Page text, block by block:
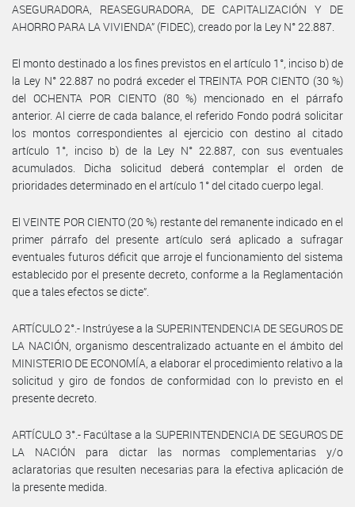
ASEGURADORA, REASEGURADORA, DE CAPITALIZACIÓN Y DE
AHORRO PARA LA VIVIENDA” (FIDEC), creado por la Ley N° 22.887.
El monto destinado a los fines previstos en el artículo 1°, inciso b) de
la Ley N° 22.887 no podrá exceder el TREINTA POR CIENTO (30 %)
del OCHENTA POR CIENTO (80 %) mencionado en el párrafo
anterior. Al cierre de cada balance, el referido Fondo podrá solicitar
los montos correspondientes al ejercicio con destino al citado
artículo 1°, inciso b) de la Ley N° 22.887, con sus eventuales
acumulados. Dicha solicitud deberá contemplar el orden de
prioridades determinado en el artículo 1° del citado cuerpo legal.
El VEINTE POR CIENTO (20 %) restante del remanente indicado en el
primer párrafo del presente artículo será aplicado a sufragar
eventuales futuros déficit que arroje el funcionamiento del sistema
establecido por el presente decreto, conforme a la Reglamentación
que a tales efectos se dicte”.
ARTÍCULO 2°.- Instrúyese a la SUPERINTENDENCIA DE SEGUROS DE
LA NACIÓN, organismo descentralizado actuante en el ámbito del
MINISTERIO DE ECONOMÍA, a elaborar el procedimiento relativo a la
solicitud y giro de fondos de conformidad con lo previsto en el
presente decreto.
ARTÍCULO 3°.- Facúltase a la SUPERINTENDENCIA DE SEGUROS DE
LA NACIÓN para dictar las normas complementarias y/o
aclaratorias que resulten necesarias para la efectiva aplicación de
la presente medida.